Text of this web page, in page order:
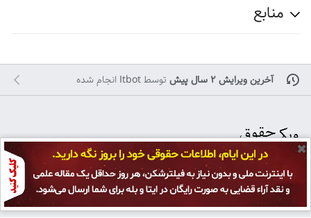
منابع
آخرین ویرایش ۲ سال پیش توسطItbot انجام شده
تمامی حقوق برایپژوهشکده حقوق و قانون ایران محفوظ است و هرگونه کپی
سیاست حفظ حریم خصوصی
نمای رایانه
✖